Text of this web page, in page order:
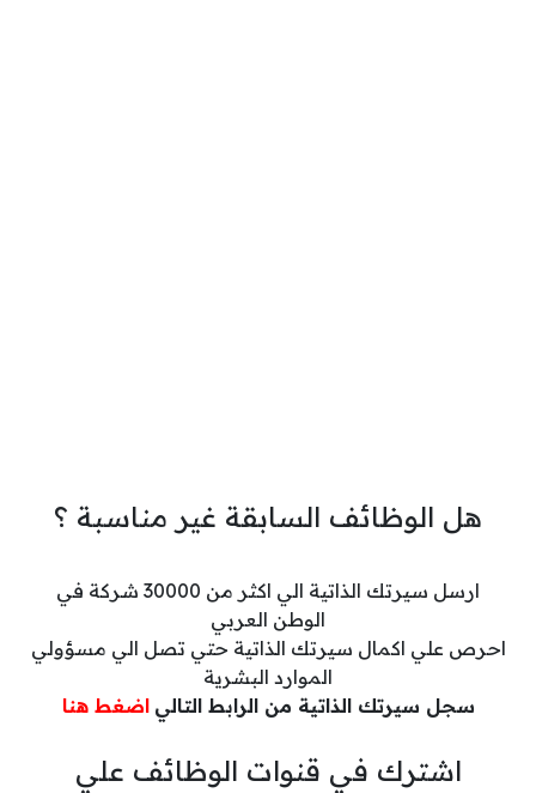
هل الوظائف السابقة غير مناسبة ؟
ارسل سيرتك الذاتية الي اكثر من 30000 شركة في
الوطن العربي
احرص علي اكمال سيرتك الذاتية حتي تصل الي مسؤولي
الموارد البشرية
سجل سيرتك الذاتية من الرابط التالي اضغط هنا
اشترك في قنوات الوظائف علي